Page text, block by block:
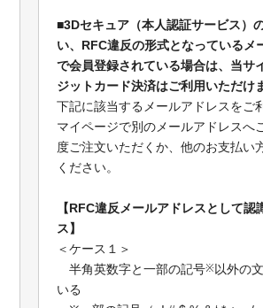
■3Dセキュア（本人認証サービス）
い、RFC違反の形式となっているメ
で会員登録されている場合は、当サ
ジットカード決済はご利用いただけ
下記に該当するメールアドレスをご
マイページで別のメールアドレスへ
度ご注文いただくか、他のお支払い
ください。
【RFC違反メールアドレスとして認
ス】
＜ケース１＞
半角英数字と一部の記号※ 以外の
いる